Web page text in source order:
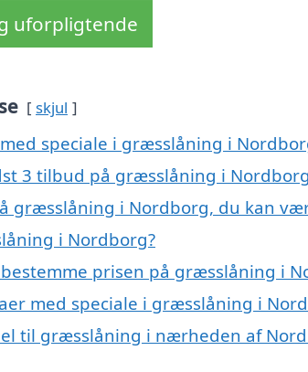
uforpligtende
skjul
speciale i græsslåning i
3 tilbud på græsslåning i Nordborg
græsslåning i Nordborg, du kan
i Nordborg?
prisen på græsslåning i
med speciale i græsslåning i
til græsslåning i nærheden af